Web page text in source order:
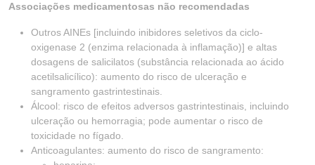
Associações medicamentosas não recomendadas
Outros AINEs [incluindo inibidores seletivos da ciclo-
oxigenase 2 (enzima relacionada à inflamação)] e altas
dosagens de salicilatos (substância relacionada ao ácido
acetilsalicílico): aumento do risco de ulceração e
sangramento gastrintestinais.
Álcool: risco de efeitos adversos gastrintestinais, incluindo
ulceração ou hemorragia; pode aumentar o risco de
toxicidade no fígado.
Anticoagulantes: aumento do risco de sangramento: